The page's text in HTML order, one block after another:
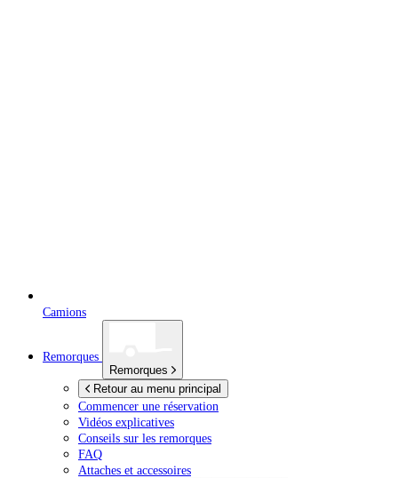
Camions
Remorques
Remorques
Retour au menu principal
Commencer une réservation
Vidéos explicatives
Conseils sur les remorques
FAQ
Attaches et accessoires